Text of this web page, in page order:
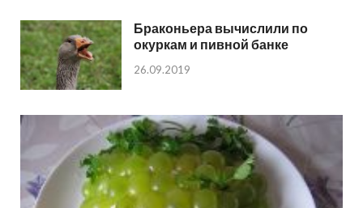
Браконьера вычислили по
окуркам и пивной банке
26.09.2019